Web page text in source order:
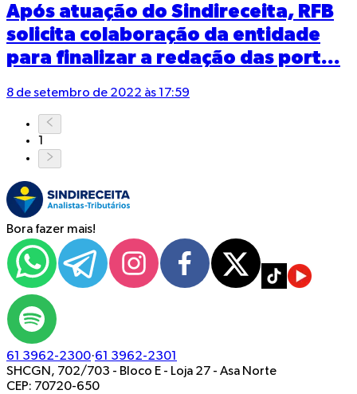
Após atuação do Sindireceita, RFB
solicita colaboração da entidade
para finalizar a redação das port...
8 de setembro de 2022 às 17:59
1
Bora fazer mais!
61 3962-2300·61 3962-2301
SHCGN, 702/703 - Bloco E - Loja 27 - Asa Norte
CEP: 70720-650